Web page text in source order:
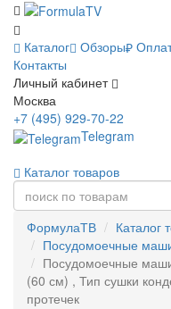
Каталог Обзоры
Контакты
Личный кабинет
Москва
+7 (495) 929-70-22
Telegram
Каталог товаров
ФормулаТВ
Каталог
Посудомоечные
Посудомоечные
(60 см) , Тип сушки
протечек